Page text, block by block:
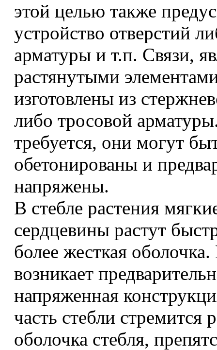
этой целью также
устройство отверстий
арматуры и т.п. Связи,
растянутыми
изготовлены из
либо тросовой
требуется, они могут
обетонированы и
напряжены.
В стебле растения
сердцевины растут
более жесткая оболочка.
возникает
напряженная
часть стебли стремится
оболочка стебля,